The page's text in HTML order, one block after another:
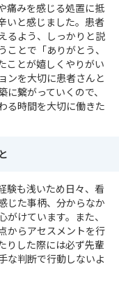
痛みを感じる処置に抵
いと感じました。患者
るよう、しっかりと説
とで「ありがとう、
ことが嬉しくやりがい
ンを大切に患者さんと
繋がっていくので、
る時間を大切に働きた
験も浅いため日々、看
じた事柄、分からなか
けています。また、
からアセスメントを行
りした際には必ず先輩
な判断で行動しないよ